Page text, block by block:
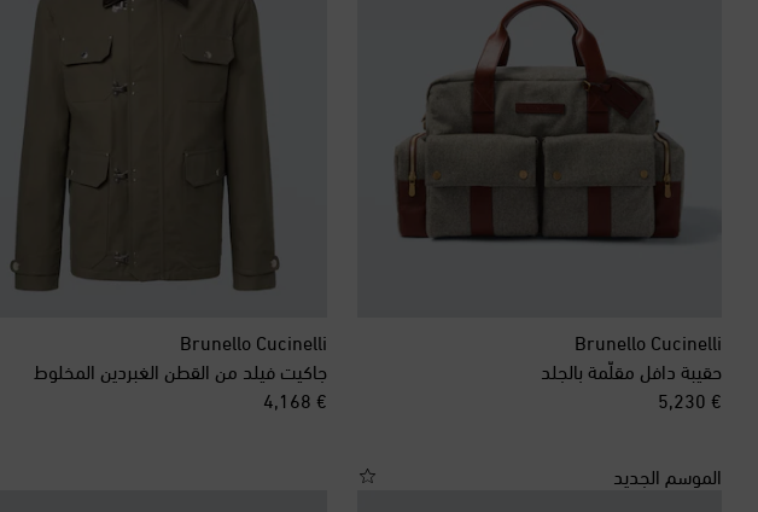
Brunello Cucinelli
حقيبة دافل مقلّمة بالجلد
€ 5,230
original price
Brunello Cucinelli
جاكيت فيلد من القطن الغبردين المخلوط
€ 4,168
original price
الموسم الجديد